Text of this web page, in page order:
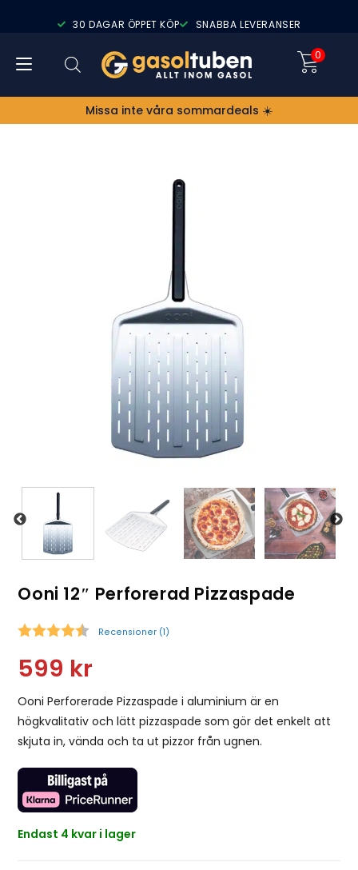
30 DAGAR ÖPPET KÖP SNABBA LEVERANSER
0
Missa inte våra sommardeals ☀️
Ooni 12″ Perforerad Pizzaspade
Recensioner (1)
599 kr
Ooni Perforerade Pizzaspade i aluminium är en
högkvalitativ och lätt pizzaspade som gör det enkelt att
skjuta in, vända och ta ut pizzor från ugnen.
Endast 4 kvar i lager